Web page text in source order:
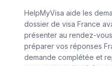
HelpMyVisa aide les
dossier de visa France
présenter au rendez-
préparer vos réponses
demande complétée et